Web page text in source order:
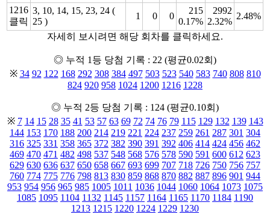
1216
클릭
3, 10, 14, 15, 23, 24 (
25 )
1 0 0
215
0.17%
2992
2.32%
2.48%
자세히 보시려면 해당 회차를 클릭하세요.
◎ 누적 1등 당첨 기록 : 22 (평균0.02회)
※ 34 92 122 168 292 308 384 497 503 523 540 583 740 808 810
824 920 958 1024 1200 1216 1228
◎ 누적 2등 당첨 기록 : 124 (평균0.10회)
※ 7 14 15 28 35 41 53 57 63 69 72 74 76 79 115 129 132 139 143
144 153 170 188 200 214 219 221 224 237 259 261 287 301 304
316 325 331 358 365 372 382 390 391 392 406 414 424 456 462
469 470 471 482 498 537 548 568 576 578 590 591 600 612 623
629 630 636 637 650 658 667 693 699 707 718 726 750 756 757
760 774 775 776 798 813 830 859 868 870 882 887 896 901 944
953 954 956 965 985 1005 1011 1036 1044 1060 1064 1073 1075
1085 1095 1104 1132 1145 1157 1164 1165 1170 1184 1190
1213 1215 1220 1224 1229 1230